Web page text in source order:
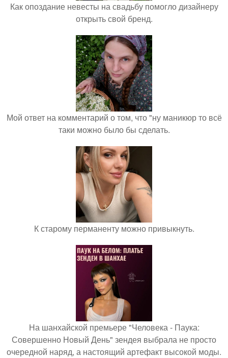
Как опоздание невесты на свадьбу помогло дизайнеру
открыть свой бренд.
Мой ответ на комментарий о том, что "ну маникюр то всё
таки можно было бы сделать.
К старому перманенту можно привыкнуть.
На шанхайской премьере "Человека - Паука:
Совершенно Новый День" зендея выбрала не просто
очередной наряд, а настоящий артефакт высокой моды.